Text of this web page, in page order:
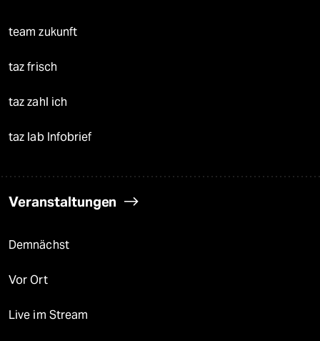
team zukunft
taz frisch
taz zahl ich
taz lab Infobrief
Veranstaltungen
Demnächst
Vor Ort
Live im Stream